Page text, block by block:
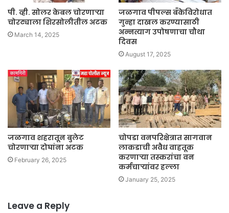
पी. व्ही. सोलर केबल चोरणाऱ्या
चोरट्याला शिरसोलीतील अटक
March 14, 2025
जळगाव पीपल्स बँकेविरोधात
गुन्हा दाखल करण्यासाठी
अन्नत्याग उपोषणाचा चौथा
दिवस
August 17, 2025
जळगाव शहरातून बुलेट
चोरणाऱ्या दोघांना अटक
February 26, 2025
चोपडा वनपरिक्षेत्रात सागवान
लाकडाची अवैध वाहतूक
करणाऱ्या तस्करांचा वन
कर्मचाऱ्यांवर हल्ला
January 25, 2025
Leave a Reply